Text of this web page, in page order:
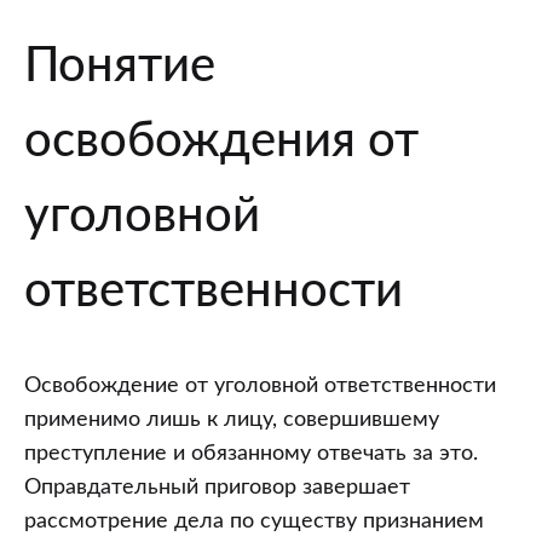
Понятие
освобождения от
уголовной
ответственности
Освобождение от уголовной ответственности
применимо лишь к лицу, совершившему
преступление и обязанному отвечать за это.
Оправдательный приговор завершает
рассмотрение дела по существу признанием